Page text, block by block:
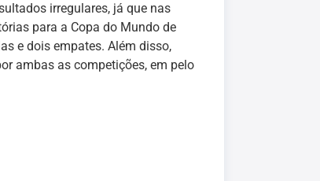
irregulares, já que nas
para a Copa do Mundo de
e dois empates. Além disso,
ambas as competições, em pelo